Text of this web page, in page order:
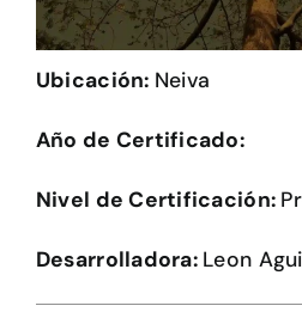
Herramientas
Credenciales
Ubicación: Neiva
Año de Certificado:
Nivel de Certificación:
Desarrolladora: Leon